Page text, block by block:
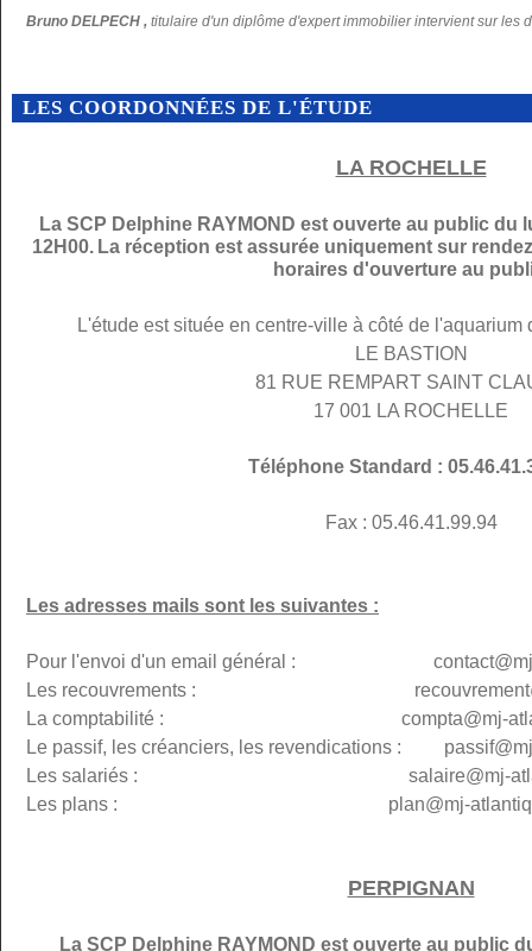
Bruno DELPECH , titulaire d'un diplôme d'expert immobilier intervient sur les
LES COORDONNÉES DE L'ÉTUDE
LA ROCHELLE
La SCP Delphine RAYMOND est ouverte au public du
12H00. La réception est assurée uniquement sur
horaires d'ouverture au
L'étude est située en centre-ville à côté de l'aquarium
LE BASTION
81 RUE REMPART SAINT
17 001 LA ROCHELLE
Téléphone Standard :
Fax : 05.46.41.99.94
Les adresses mails sont les suivantes :
Pour l'envoi d'un email général : contact@mj-
Les recouvrements :
La comptabilité : compta@mj-
Le passif, les créanciers, les revendications : passif@
Les salariés : salaire@mj-
Les plans :
plan@mj-
PERPIGNAN
La SCP Delphine RAYMOND est ouverte au public